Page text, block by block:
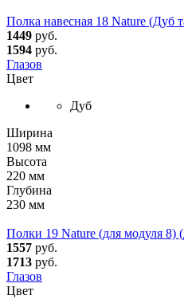
Полка навесная 18 Nature (Дуб
1449 руб.
1594 руб.
Глазов
Цвет
Дуб
Ширина
1098 мм
Высота
220 мм
Глубина
230 мм
Полки 19 Nature (для модуля 8)
1557 руб.
1713 руб.
Глазов
Цвет